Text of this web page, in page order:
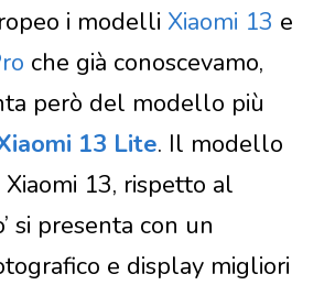
i modelli Xiaomi 13 e
che già conoscevamo,
però del modello più
13 Lite. Il modello
13, rispetto al
si presenta con un
e display migliori